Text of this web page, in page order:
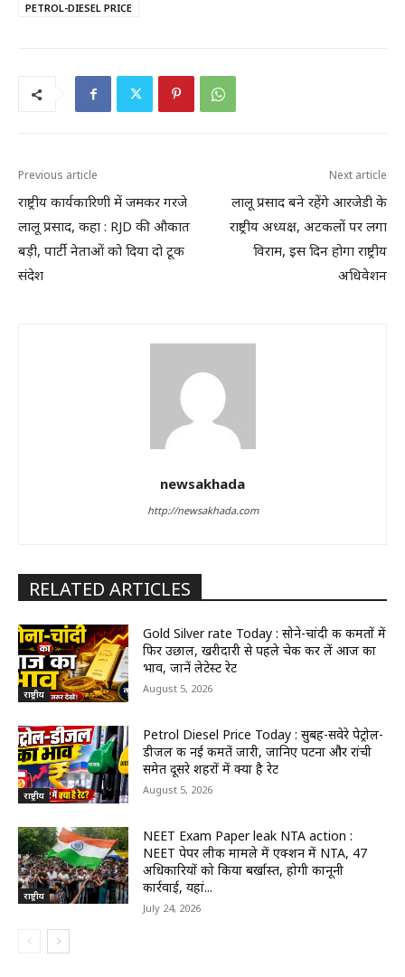
PETROL-DIESEL PRICE
Previous article
राष्ट्रीय कार्यकारिणी में जमकर गरजे
लालू प्रसाद, कहा : RJD की औकात
बड़ी, पार्टी नेताओं को दिया दो टूक
संदेश
Next article
लालू प्रसाद बने रहेंगे आरजेडी के
राष्ट्रीय अध्यक्ष, अटकलों पर लगा
विराम, इस दिन होगा राष्ट्रीय
अधिवेशन
newsakhada
http://newsakhada.com
RELATED ARTICLES
राष्ट्रीय
Gold Silver rate Today : सोने-चांदी की कीमतों में
फिर उछाल, खरीदारी से पहले चेक कर लें आज का
भाव, जानें लेटेस्ट रेट
August 5, 2026
राष्ट्रीय
Petrol Diesel Price Today : सुबह-सवेरे पेट्रोल-
डीजल की नई कीमतें जारी, जानिए पटना और रांची
समेत दूसरे शहरों में क्या है रेट
August 5, 2026
राष्ट्रीय
NEET Exam Paper leak NTA action :
NEET पेपर लीक मामले में एक्शन में NTA, 47
अधिकारियों को किया बर्खास्त, होगी कानूनी
कार्रवाई, यहां...
July 24, 2026